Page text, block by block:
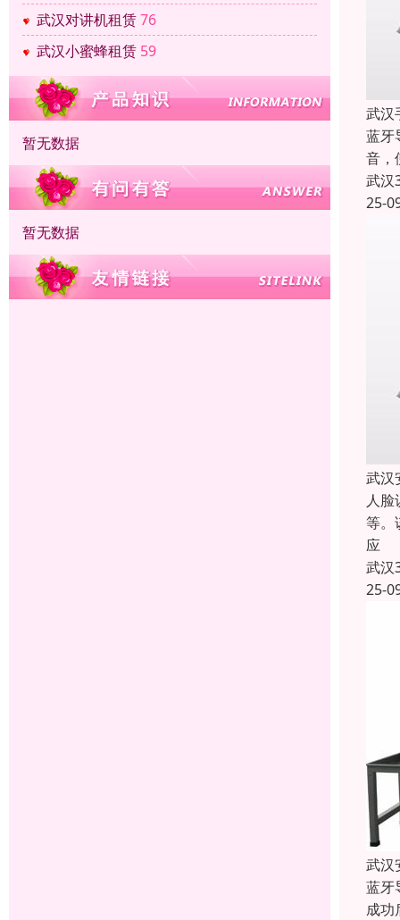
武汉对讲机租赁76
武汉小蜜蜂租赁 59
暂无数据
暂无数据
武汉
蓝牙
音，
武汉
25-
武汉
人
等。
应
武汉
25-
武汉
蓝牙
成功